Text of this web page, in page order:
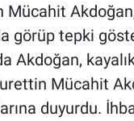
Mücahit
görüp tepki
Akdoğan,
Mücahit
duyurdu.